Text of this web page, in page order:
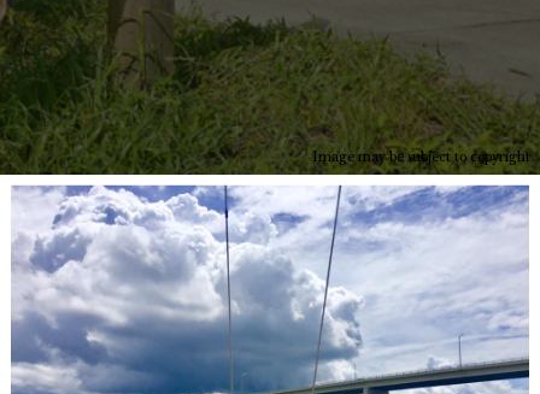
Image may be subject to copyright